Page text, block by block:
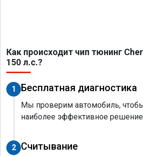
Как происходит чип тюнинг
150 л.с.?
1 Бесплатная диагностика
Мы проверим автомобиль,
наиболее эффективное решение
2 Считывание